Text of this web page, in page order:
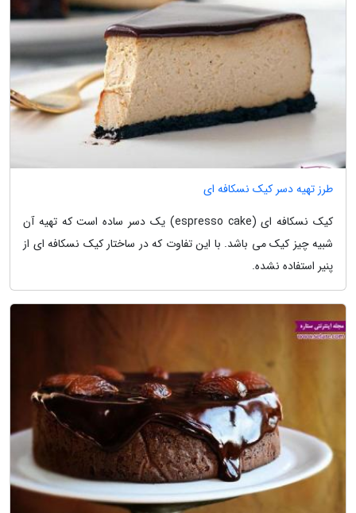
طرز تهیه دسر کیک نسکافه ای
کیک نسکافه ای (espresso cake) یک دسر ساده است که تهیه آن
شبیه چیز کیک می باشد. با این تفاوت که در ساختار کیک نسکافه ای از
پنیر استفاده نشده.